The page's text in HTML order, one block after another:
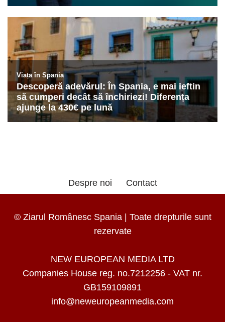
Despre noi Contact
© Ziarul Românesc Spania | Toate drepturile sunt
rezervate
NEW EUROPEAN MEDIA LTD
Companies House reg. no.7212256 - VAT nr.
GB159109891
info@neweuropeanmedia.com